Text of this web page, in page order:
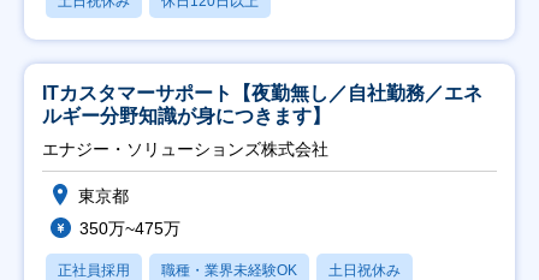
ITカスタマーサポート【夜勤無し／自社勤務／エネ
ルギー分野知識が身につきます】
エナジー・ソリューションズ株式会社
東京都
350万~475万
正社員採用 職種・業界未経験OK 土日祝休み